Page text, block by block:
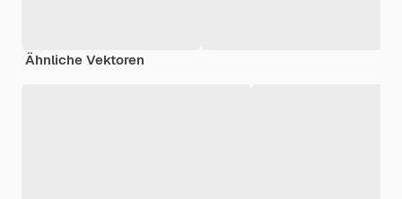
Ähnliche Vektoren